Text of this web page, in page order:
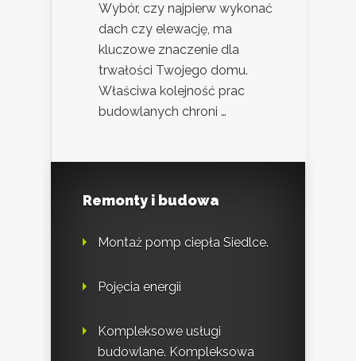
Wybór, czy najpierw wykonać
dach czy elewację, ma
kluczowe znaczenie dla
trwałości Twojego domu.
Właściwa kolejność prac
budowlanych chroni …
Remonty i budowa
Montaż pomp ciepła Siedlce.
Pojęcia energii
Kompleksowe usługi
budowlane. Kompleksowa